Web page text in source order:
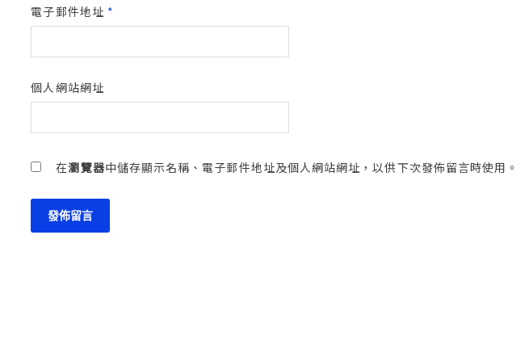
電子郵件地址 *
個人網站網址
在瀏覽器中儲存顯示名稱、電子郵件地址及個人網站網址，以供下次發佈留言時使用。